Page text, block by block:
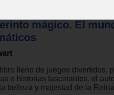
mágico. El
lleno de juegos divertidos,
e historias fascinantes, el
belleza y majestad de la